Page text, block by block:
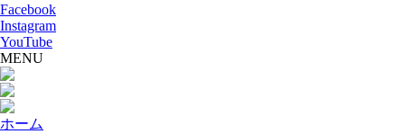
Facebook
Instagram
YouTube
MENU
ホーム